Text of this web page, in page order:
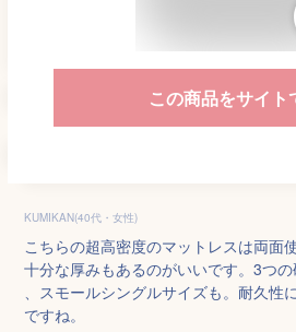
この商品をサイト
KUMIKAN(40代・女性)
こちらの超高密度のマットレスは両面
十分な厚みもあるのがいいです。3つ
、スモールシングルサイズも。耐久性
ですね。